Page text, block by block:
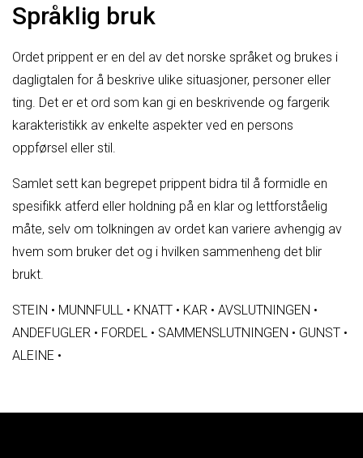
Språklig bruk
Ordet prippent er en del av det norske språket og brukes i
dagligtalen for å beskrive ulike situasjoner, personer eller
ting. Det er et ord som kan gi en beskrivende og fargerik
karakteristikk av enkelte aspekter ved en persons
oppførsel eller stil.
Samlet sett kan begrepet prippent bidra til å formidle en
spesifikk atferd eller holdning på en klar og lettforståelig
måte, selv om tolkningen av ordet kan variere avhengig av
hvem som bruker det og i hvilken sammenheng det blir
brukt.
STEIN • MUNNFULL • KNATT • KAR • AVSLUTNINGEN •
ANDEFUGLER • FORDEL • SAMMENSLUTNINGEN • GUNST •
ALEINE •